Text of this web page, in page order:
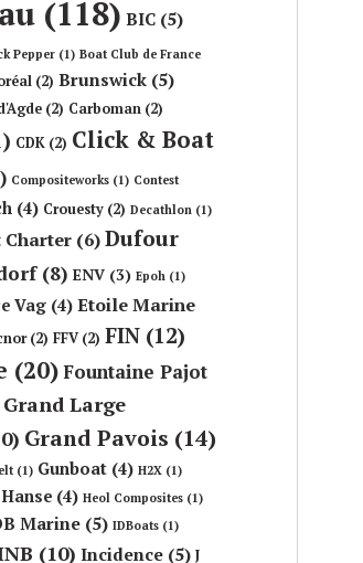
(118) BIC (5)
Pepper (1) Boat Club de France
(2) Brunswick (5)
(2) Carboman (2)
CDK (2) Click & Boat
Compositeworks (1) Contest
(4) Crouesty (2) Decathlon (1)
Charter (6) Dufour
(8) ENV (3) Epoh (1)
Vag (4) Etoile Marine
(2) FFV (2) FIN (12)
(20)Fountaine Pajot
Grand Large
Grand Pavois (14)
(1) Gunboat (4) H2X (1)
Hanse (4) Heol Composites (1)
Marine (5) IDBoats (1)
(10) Incidence (5) J